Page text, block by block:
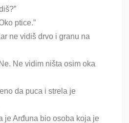
ptice.”
ne vidiš drvo i granu na
Ne vidim ništa osim oka
da puca i strela je
je Arđuna bio osoba koja je